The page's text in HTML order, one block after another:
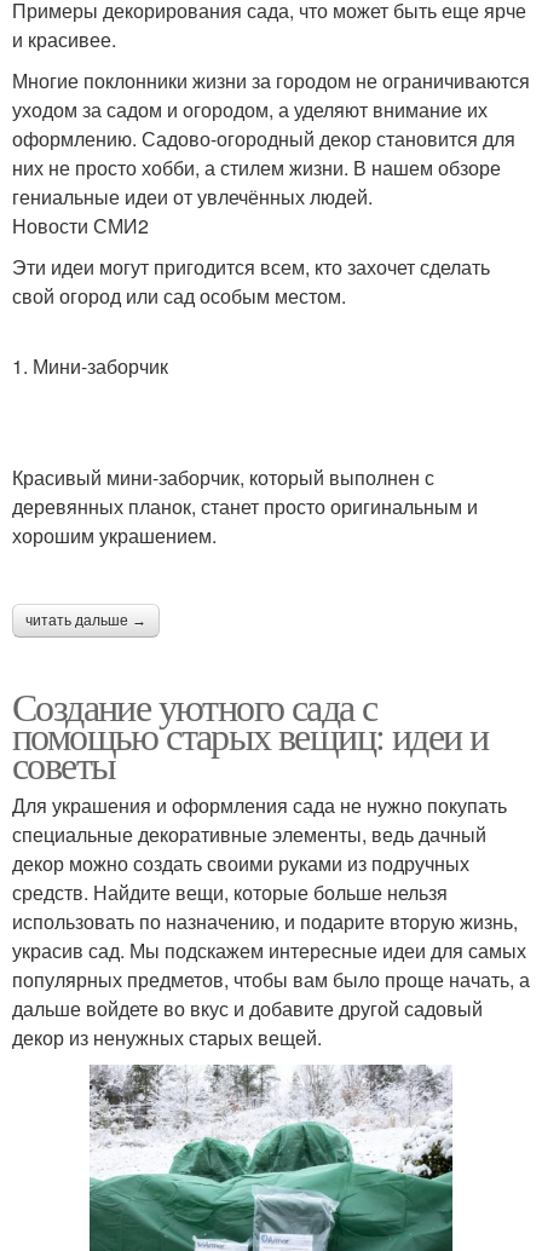
Примеры декорирования сада, что может быть еще ярче
и красивее.
Многие поклонники жизни за городом не ограничиваются
уходом за садом и огородом, а уделяют внимание их
оформлению. Садово-огородный декор становится для
них не просто хобби, а стилем жизни. В нашем обзоре
гениальные идеи от увлечённых людей.
Новости СМИ2
Эти идеи могут пригодится всем, кто захочет сделать
свой огород или сад особым местом.
1. Мини-заборчик
Красивый мини-заборчик, который выполнен с
деревянных планок, станет просто оригинальным и
хорошим украшением.
читать дальше →
Создание уютного сада с
помощью старых вещиц: идеи и
советы
Для украшения и оформления сада не нужно покупать
специальные декоративные элементы, ведь дачный
декор можно создать своими руками из подручных
средств. Найдите вещи, которые больше нельзя
использовать по назначению, и подарите вторую жизнь,
украсив сад. Мы подскажем интересные идеи для самых
популярных предметов, чтобы вам было проще начать, а
дальше войдете во вкус и добавите другой садовый
декор из ненужных старых вещей.